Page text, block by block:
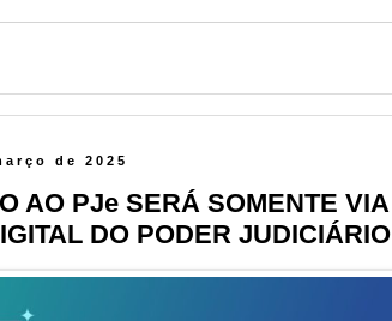
de 2025
AO PJe SERÁ SOMENTE VIA
DO PODER JUDICIÁRIO